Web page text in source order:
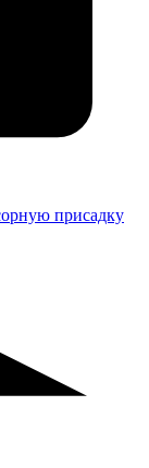
присадку